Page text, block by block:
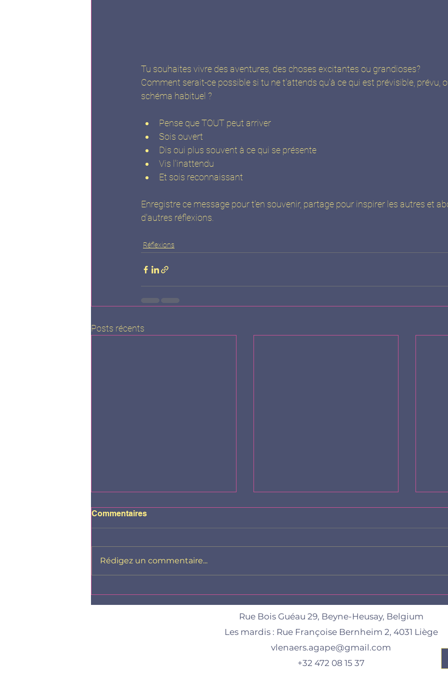
Tu souhaites vivre des aventures, des choses excitantes ou grandioses?
Comment serait-ce possible si tu ne t'attends qu'à ce qui est prévisible, prévu,
schéma habituel ?
Pense que TOUT peut arriver
Sois ouvert
Dis oui plus souvent à ce qui se présente
Vis l'inattendu
Et sois reconnaissant
Enregistre ce message pour t'en souvenir, partage pour inspirer les autres et
d'autres réflexions.
Réflexions
Posts récents
Ma fille est en colère...
Commentaires
Rédigez un commentaire...
Rue Bois Guéau 29, Beyne-Heusay, Belgium
Les mardis : Rue Françoise Bernheim 2, 4031 Liège
vlenaers.agape@gmail.com
+32 472 08 15 37